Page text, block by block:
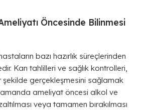
Öncesinde Bilinmesi
bazı hazırlık süreçlerinden
Kan tahlilleri ve sağlık kontrolleri,
şekilde gerçekleşmesini sağlamak
ameliyat öncesi alkol ve
veya tamamen bırakılması